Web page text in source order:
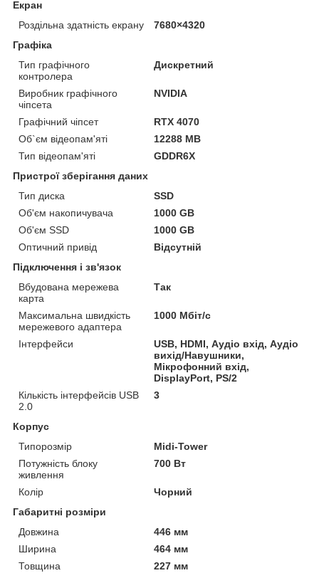
Екран
Роздільна здатність екрану
7680×4320
Графіка
Тип графічного
контролера
Дискретний
Виробник графічного
чіпсета
NVIDIA
Графічний чіпсет
RTX 4070
Об`єм відеопам'яті
12288 MB
Тип відеопам'яті
GDDR6X
Пристрої зберігання даних
Тип диска
SSD
Об'єм накопичувача
1000 GB
Об'єм SSD
1000 GB
Оптичний привід
Відсутній
Підключення і зв'язок
Вбудована мережева
карта
Так
Максимальна швидкість
мережевого адаптера
1000 Мбіт/с
Інтерфейси
USB, HDMI, Аудіо вхід, Аудіо
вихід/Навушники,
Мікрофонний вхід,
DisplayPort, PS/2
Кількість інтерфейсів USB
2.0
3
Корпус
Типорозмір
Midi-Tower
Потужність блоку
живлення
700 Вт
Колір
Чорний
Габаритні розміри
Довжина
446 мм
Ширина
464 мм
Товщина
227 мм